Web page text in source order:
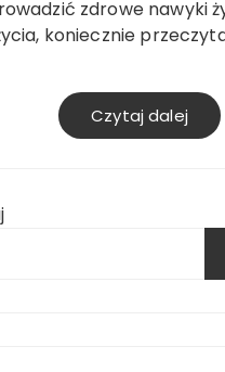
zdrowe nawyki
koniecznie
Czytaj dalej